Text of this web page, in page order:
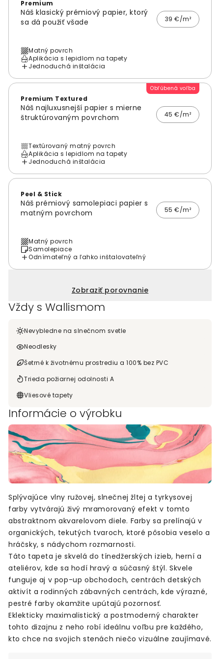
Premium
Náš klasický prémiový papier, ktorý
sa dá použiť všade
39 €/m²
Matný povrch
Aplikácia s lepidlom na tapety
Jednoduchá inštalácia
Obľúbená voľba
Premium Textured
Náš najluxusnejší papier s mierne
štruktúrovaným povrchom
45 €/m²
Textúrovaný matný povrch
Aplikácia s lepidlom na tapety
Jednoduchá inštalácia
Peel & Stick
Náš prémiový samolepiaci papier s
matným povrchom
55 €/m²
Matný povrch
Samolepiace
Odnímateľný a ľahko inštalovateľný
Zobraziť porovnanie
Vždy s Wallismom
Nevybledne na slnečnom svetle
Neodlesky
Šetrné k životnému prostrediu a 100% bez PVC
Trieda požiarnej odolnosti A
Vliesové tapety
Informácie o výrobku
Splývajúce vlny ružovej, slnečnej žltej a tyrkysovej
farby vytvárajú živý mramorovaný efekt v tomto
abstraktnom akvarelovom diele. Farby sa prelínajú v
organických, tekutých tvaroch, ktoré pôsobia veselo a
hráčsky, s nádychom rozmarnosti.
Táto tapeta je skvelá do tínedžerských izieb, herní a
ateliérov, kde sa hodí hravý a súčasný štýl. Skvele
funguje aj v pop-up obchodoch, centrách detských
aktivít a rodinných zábavných centrách, kde výrazné,
pestré farby okamžite upútajú pozornosť.
Eklekticky maximalistický a postmoderný charakter
tohto dizajnu z neho robí ideálnu voľbu pre každého,
kto chce na svojich stenách niečo vizuálne zaujímavé.